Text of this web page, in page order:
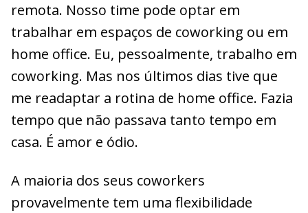
remota. Nosso time pode optar em
trabalhar em espaços de coworking ou em
home office. Eu, pessoalmente, trabalho em
coworking. Mas nos últimos dias tive que
me readaptar a rotina de home office. Fazia
tempo que não passava tanto tempo em
casa. É amor e ódio.
A maioria dos seus coworkers
provavelmente tem uma flexibilidade